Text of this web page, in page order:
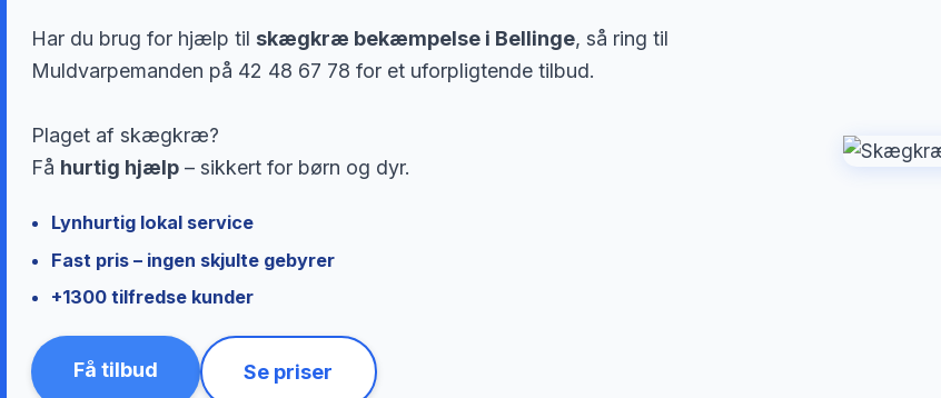
Har du brug for hjælp til skægkræ bekæmpelse i Bellinge, så ring til
Muldvarpemanden på 42 48 67 78 for et uforpligtende tilbud.
Plaget af skægkræ?
Få hurtig hjælp – sikkert for børn og dyr.
Lynhurtig lokal service
Fast pris – ingen skjulte gebyrer
+1300 tilfredse kunder
Få tilbud Se priser